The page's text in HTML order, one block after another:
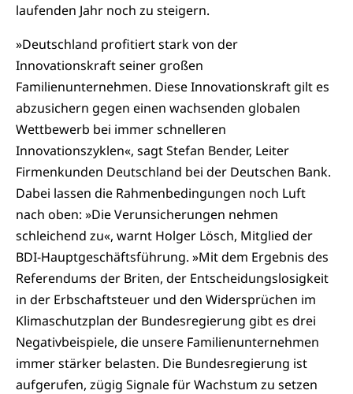
laufenden Jahr noch zu steigern.
»Deutschland profitiert stark von der
Innovationskraft seiner großen
Familienunternehmen. Diese Innovationskraft gilt es
abzusichern gegen einen wachsenden globalen
Wettbewerb bei immer schnelleren
Innovationszyklen«, sagt Stefan Bender, Leiter
Firmenkunden Deutschland bei der Deutschen Bank.
Dabei lassen die Rahmenbedingungen noch Luft
nach oben: »Die Verunsicherungen nehmen
schleichend zu«, warnt Holger Lösch, Mitglied der
BDI-Hauptgeschäftsführung. »Mit dem Ergebnis des
Referendums der Briten, der Entscheidungslosigkeit
in der Erbschaftsteuer und den Widersprüchen im
Klimaschutzplan der Bundesregierung gibt es drei
Negativbeispiele, die unsere Familienunternehmen
immer stärker belasten. Die Bundesregierung ist
aufgerufen, zügig Signale für Wachstum zu setzen